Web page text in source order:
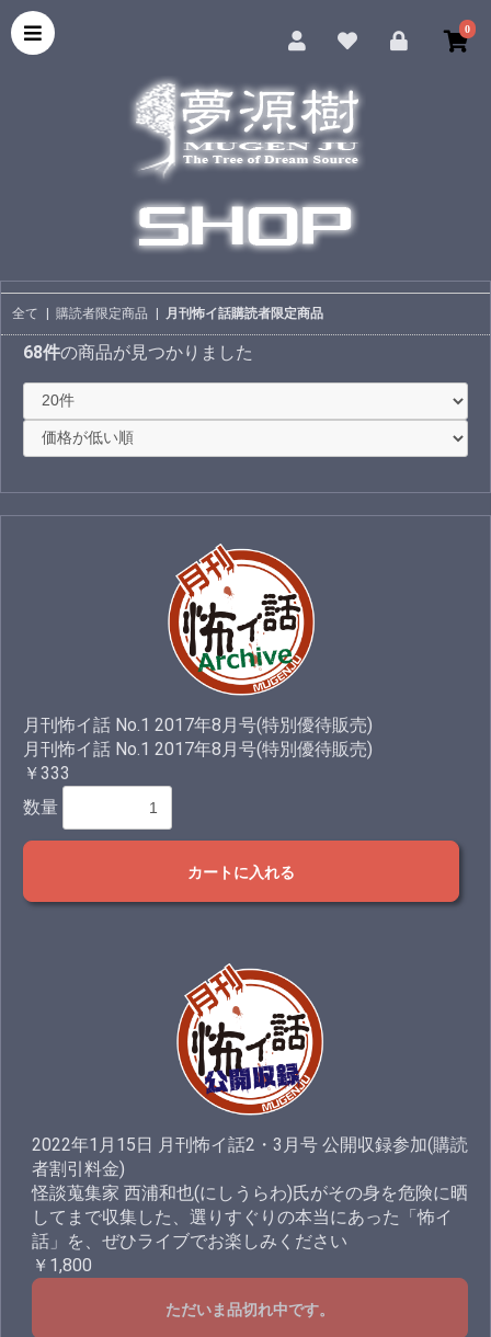
0
全て 購読者限定商品 月刊怖イ話購読者限定商品
68件の商品が見つかりました
月刊怖イ話 No.1 2017年8月号(特別優待販売)
月刊怖イ話 No.1 2017年8月号(特別優待販売)
￥333
数量
カートに入れる
2022年1月15日 月刊怖イ話2・3月号 公開収録参加(購読
者割引料金)
怪談蒐集家 西浦和也(にしうらわ)氏がその身を危険に晒
してまで収集した、選りすぐりの本当にあった「怖イ
話」を、ぜひライブでお楽しみください
￥1,800
ただいま品切れ中です。